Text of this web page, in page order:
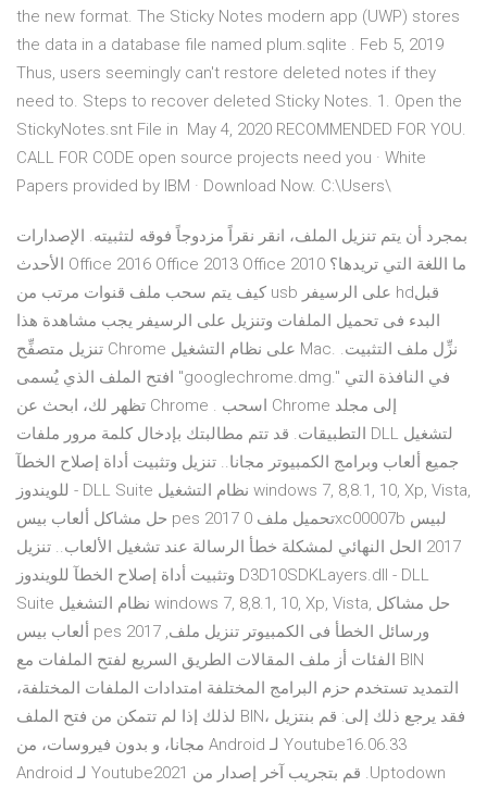
the new format. The Sticky Notes modern app (UWP) stores
the data in a database file named plum.sqlite . Feb 5, 2019
Thus, users seemingly can't restore deleted notes if they
need to. Steps to recover deleted Sticky Notes. 1. Open the
StickyNotes.snt File in May 4, 2020 RECOMMENDED FOR YOU.
CALL FOR CODE open source projects need you · White
Papers provided by IBM · Download Now. C:\Users\
بمجرد أن يتم تنزيل الملف، انقر نقراً مزدوجاً فوقه لتثبيته. الإصدارات
الأحدث Office 2016 Office 2013 Office 2010 ما اللغة التي تريدها؟
كيف يتم سحب ملف قنوات مرتب من usb على الرسيفر hdقبل
البدء فى تحميل الملفات وتنزيل على الرسيفر يجب مشاهدة هذا
تنزيل متصفِّح Chrome على نظام التشغيل Mac. نزِّل ملف التثبيت.
افتح الملف الذي يُسمى "googlechrome.dmg." في النافذة التي
تظهر لك، ابحث عن Chrome . اسحب Chrome إلى مجلد
التطبيقات. قد تتم مطالبتك بإدخال كلمة مرور ملفات DLL لتشغيل
جميع ألعاب وبرامج الكمبيوتر مجانا.. تنزيل وتثبيت أداة إصلاح الخطآ
للويندوز - DLL Suite نظام التشغيل windows 7, 8,8.1, 10, Xp, Vista,
حل مشاكل ألعاب بيس pes 2017 تحميل ملف 0xc00007b لبيس
2017 الحل النهائي لمشكلة خطأ الرسالة عند تشغيل الألعاب.. تنزيل
وتثبيت أداة إصلاح الخطآ للويندوز D3D10SDKLayers.dll - DLL
Suite نظام التشغيل windows 7, 8,8.1, 10, Xp, Vista, حل مشاكل
ألعاب بيس pes 2017 ,ورسائل الخطأ فى الكمبيوتر تنزيل ملف
الفئات أز ملف المقالات الطريق السريع لفتح الملفات مع BIN
التمديد تستخدم حزم البرامج المختلفة امتدادات الملفات المختلفة،
لذلك إذا لم تتمكن من فتح الملف BIN، فقد يرجع ذلك إلى: ‫قم بنتزيل
Youtube16.06.33 لـ Android مجانا، و بدون فيروسات، من
Uptodown. قم بتجريب آخر إصدار من Youtube2021 لـ Android